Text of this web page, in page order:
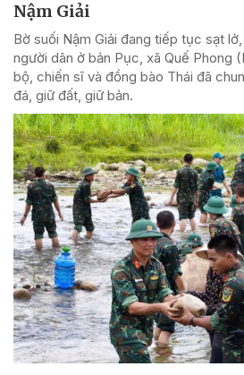
Nậm Giải
Bờ suối Nậm Giải đang tiếp tục sạt
người dân ở bản Pục, xã Quế Phong
bộ, chiến sĩ và đồng bào Thái đã
đá, giữ đất, giữ bản.